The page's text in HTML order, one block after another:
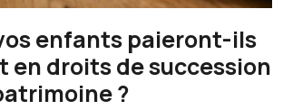
enfants paieront-ils
en droits de succession
?